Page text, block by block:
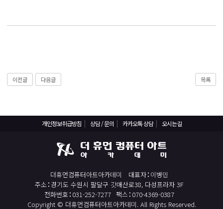
이전글 다음글 목록
개인정보취급방침 상담 / 문의 카카오톡 상담 오시는길
더휴먼컴퓨터아트아카데미 대표자 이병민
주소 경기도 수원시 팔달구 갓매산로38, 다성프라자 3F
전화번호 031-252-7277 팩스 070-4369-0387
Copyright © 더휴먼컴퓨터아트아카데미. All Rights Reserved.
컴퓨터활용능력2급(필기+실기) 및 ITQ자격증 취득(한글,엑셀,파워포인트)
직업상담사 2급 (필기+실기) 자격증 취득과정
포토샵 자격증 취득과정(GTQ1급)
전산회계 1급 / FAT 1급 자격증 취득과정
전산세무 2급 / TAT 2급 자격증 취득과정